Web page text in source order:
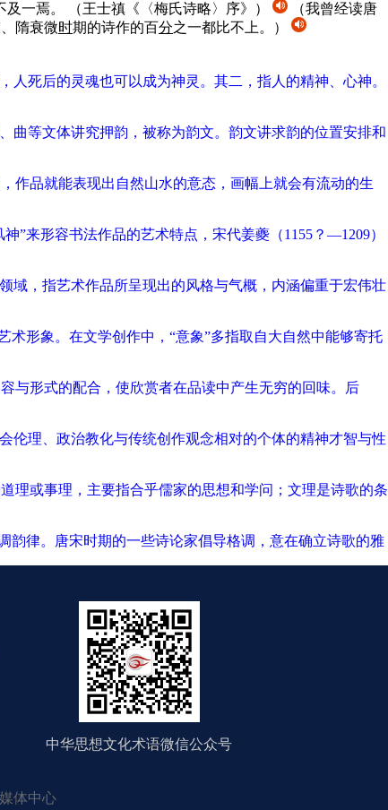
及一焉。 （王士禛《〈梅氏诗略〉序》）
（我曾经读唐
隋衰微时期的诗作的百分之一都比不上。）
死后的灵魂也可以成为神灵。其二，指人的精神、心神。
曲等文体讲究押韵，被称为韵文。韵文讲求韵的位置安排和
作品就能表现出自然山水的意态，画幅上就会有流动的生
”来形容书法作品的艺术特点，宋代姜夔（1155？—1209）
域，指艺术作品所呈现出的风格与气概，内涵偏重于宏伟壮
形象。在文学创作中，“意象”多指取自大自然中能够寄托
与形式的配合，使欣赏者在品读中产生无穷的回味。后
伦理、政治教化与传统创作观念相对的个体的精神才智与性
理或事理，主要指合乎儒家的思想和学问；文理是诗歌的条
韵律。唐宋时期的一些诗论家倡导格调，意在确立诗歌的雅
中华思想文化术语微信公众号
体中心